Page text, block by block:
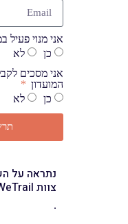
אני מנוי פעיל
כן
לא
אני מסכים
המועדון
כן
לא
נתראה על
צוות WeTrail
.